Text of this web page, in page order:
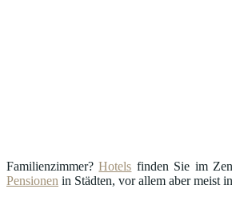
Familienzimmer?Hotels finden Sie im
Pensionen in Städten, vor allem aber meist